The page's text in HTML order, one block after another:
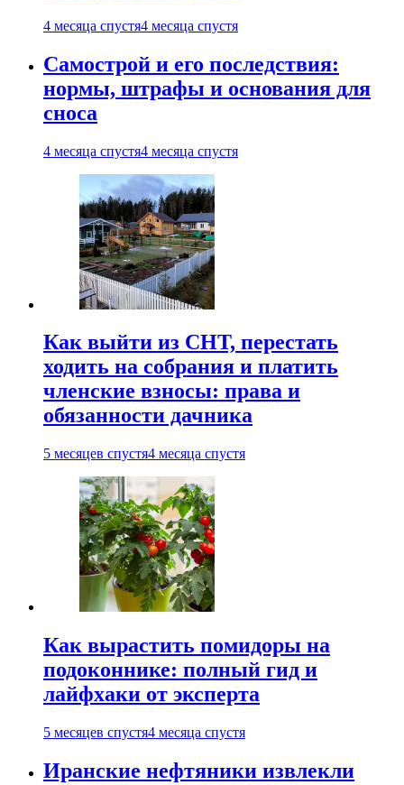
4 месяца спустя4 месяца спустя
Самострой и его последствия:
нормы, штрафы и основания для
сноса
4 месяца спустя4 месяца спустя
Как выйти из СНТ, перестать
ходить на собрания и платить
членские взносы: права и
обязанности дачника
5 месяцев спустя4 месяца спустя
Как вырастить помидоры на
подоконнике: полный гид и
лайфхаки от эксперта
5 месяцев спустя4 месяца спустя
Иранские нефтяники извлекли